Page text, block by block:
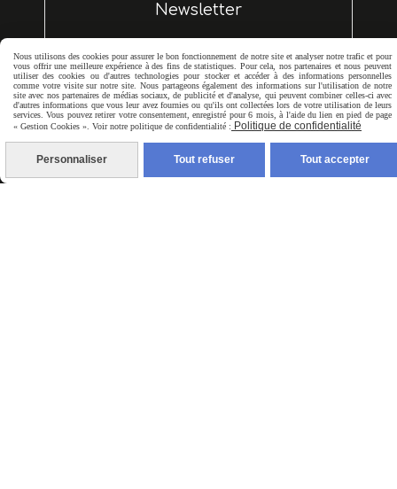
Newsletter
Votre Email
VALIDER
Nous utilisons des cookies pour assurer le bon fonctionnement de notre site et analyser notre trafic et pour
vous offrir une meilleure expérience à des fins de statistiques. Pour cela, nos partenaires et nous peuvent
utiliser des cookies ou d'autres technologies pour stocker et accéder à des informations personnelles
comme votre visite sur notre site. Nous partageons également des informations sur l'utilisation de notre
site avec nos partenaires de médias sociaux, de publicité et d'analyse, qui peuvent combiner celles-ci avec
d'autres informations que vous leur avez fournies ou qu'ils ont collectées lors de votre utilisation de leurs
services. Vous pouvez retirer votre consentement, enregistré pour 6 mois, à l'aide du lien en pied de page
« Gestion Cookies ». Voir notre politique de confidentialité : Politique de confidentialité
Personnaliser Tout refuser Tout accepter